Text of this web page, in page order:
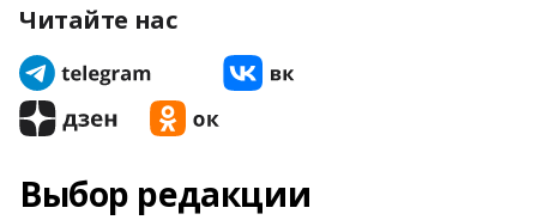
Читайте нас
Выбор редакции